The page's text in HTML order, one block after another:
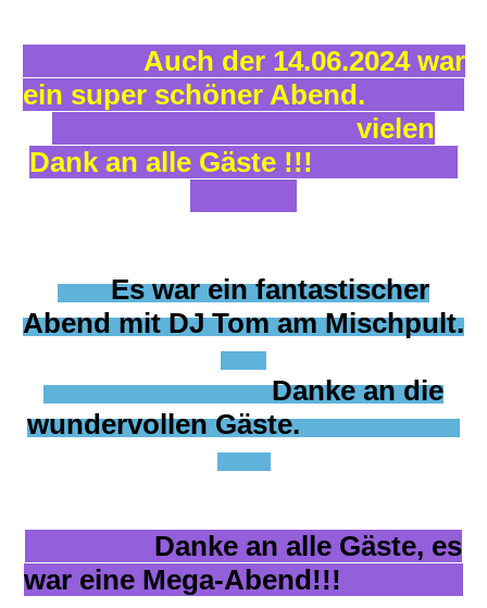
Auch der 14.06.2024 war
ein super schöner Abend.
vielen
Dank an alle Gäste !!!
Es war ein fantastischer
Abend mit DJ Tom am Mischpult.
Danke an die
wundervollen Gäste.
Danke an alle Gäste, es
war eine Mega-Abend!!!